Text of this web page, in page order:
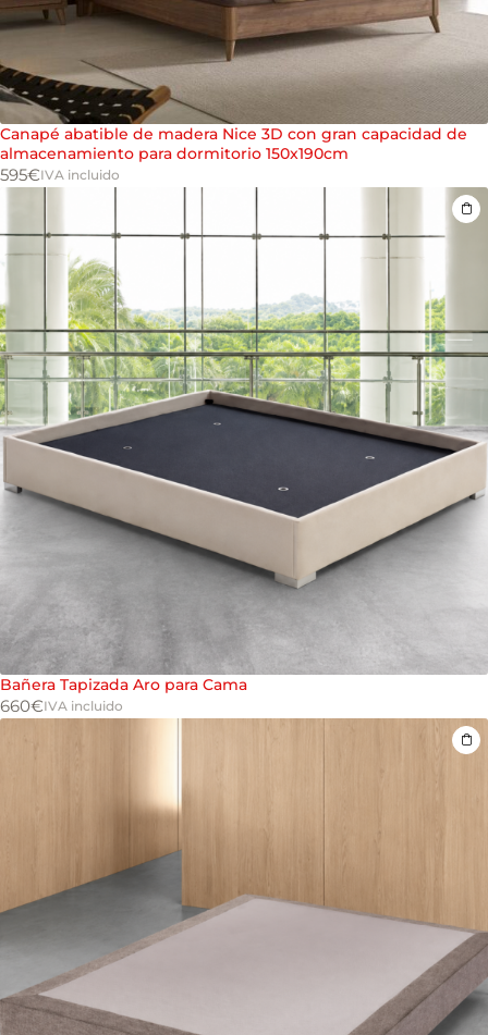
Canapé abatible de madera Nice 3D con gran capacidad de
almacenamiento para dormitorio 150x190cm
595€IVA incluido
Bañera Tapizada Aro para Cama
660€IVA incluido